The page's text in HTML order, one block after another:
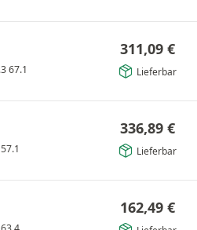
67.1
311,09 €
Lieferbar
336,89 €
Lieferbar
162,49 €